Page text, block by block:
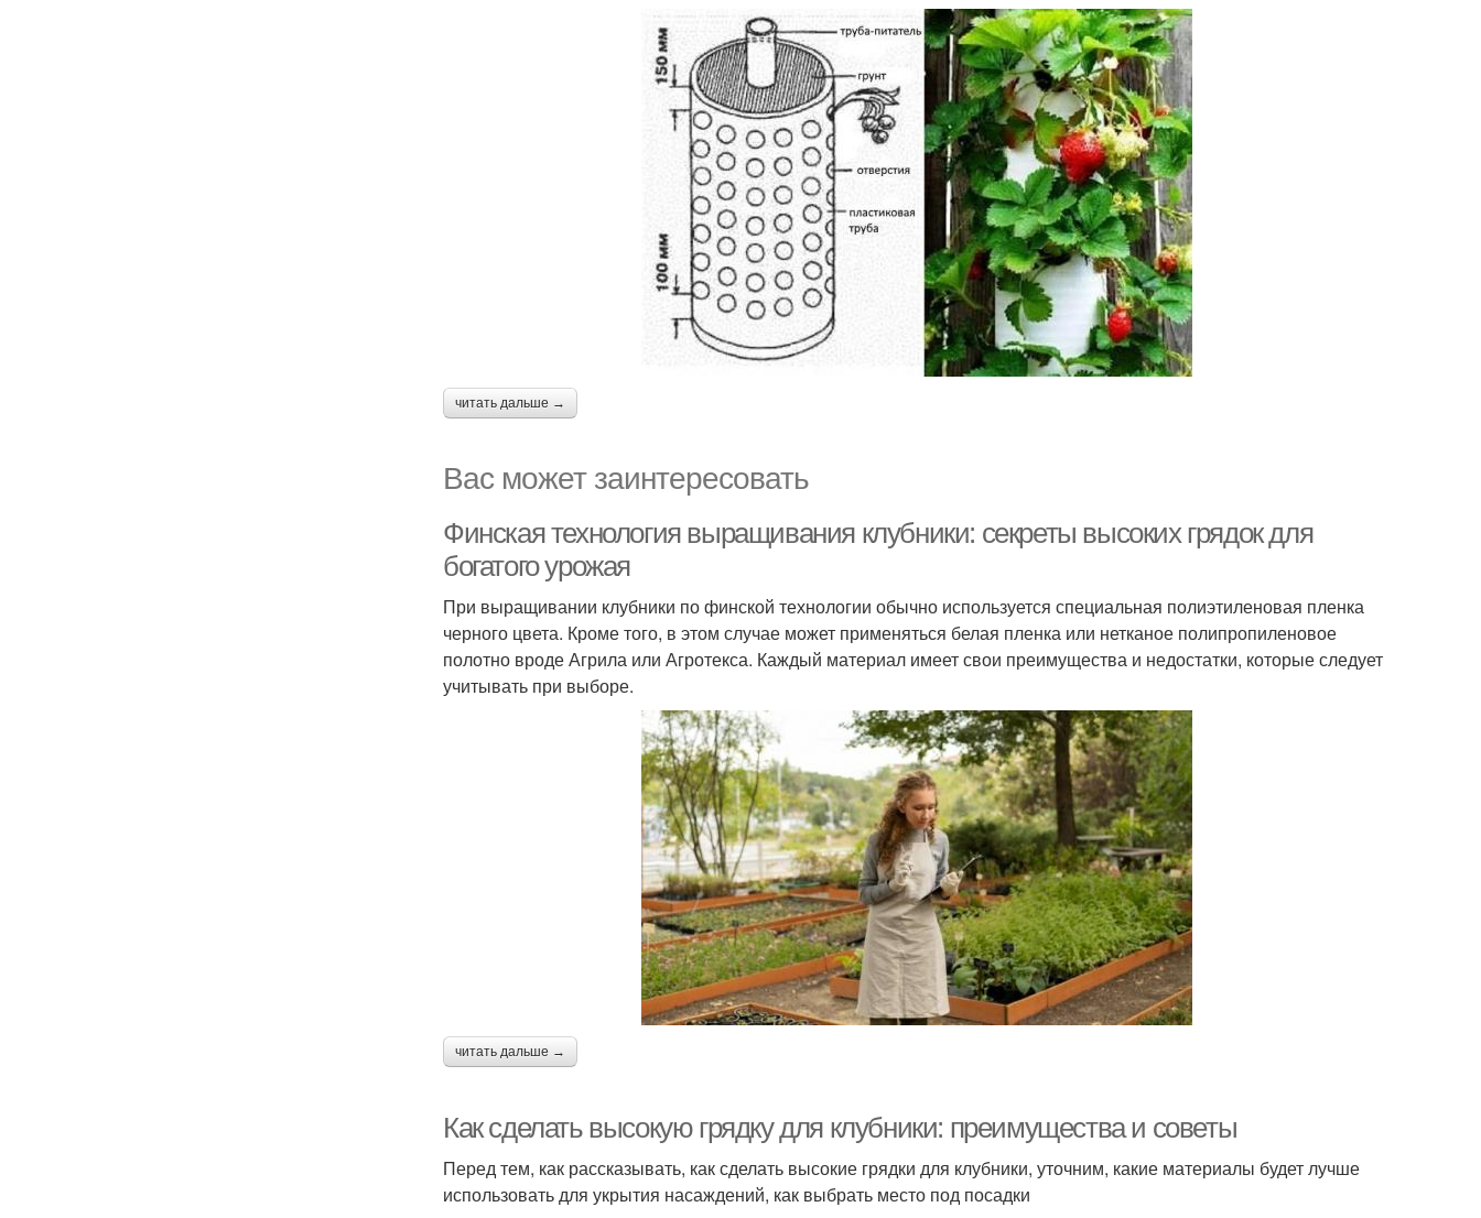
читать дальше →
Вас может заинтересовать
Финская технология выращивания клубники: секреты высоких грядок для
богатого урожая
При выращивании клубники по финской технологии обычно используется специальная полиэтиленовая пленка
черного цвета. Кроме того, в этом случае может применяться белая пленка или нетканое полипропиленовое
полотно вроде Агрила или Агротекса. Каждый материал имеет свои преимущества и недостатки, которые следует
учитывать при выборе.
читать дальше →
Как сделать высокую грядку для клубники: преимущества и советы
Перед тем, как рассказывать, как сделать высокие грядки для клубники, уточним, какие материалы будет лучше
использовать для укрытия насаждений, как выбрать место под посадки